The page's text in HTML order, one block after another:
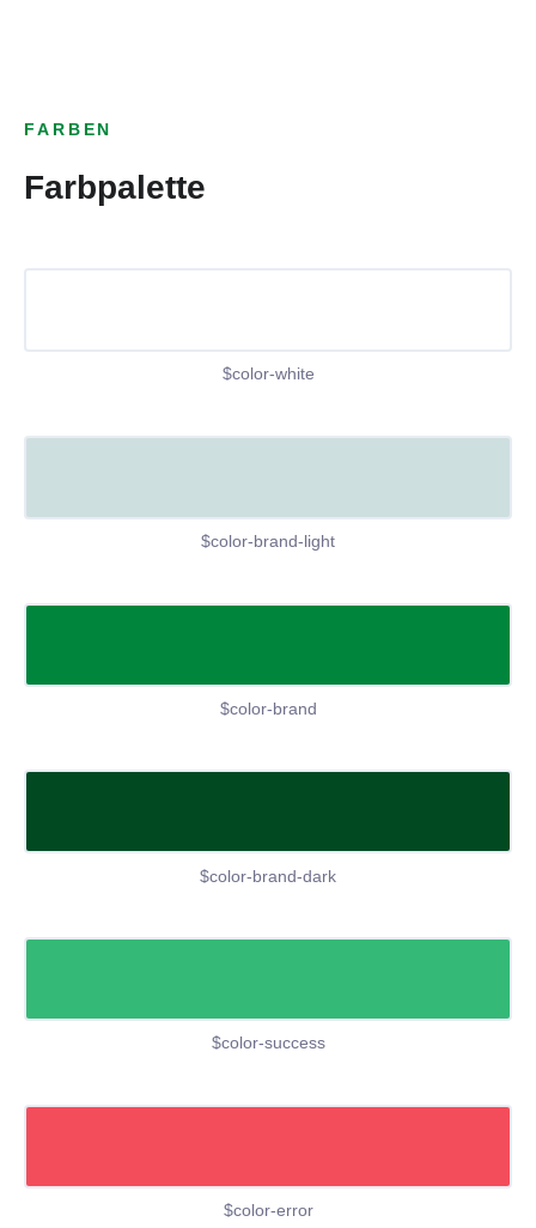
FARBEN
Farbpalette
$color-white
$color-brand-light
$color-brand
$color-brand-dark
$color-success
$color-error